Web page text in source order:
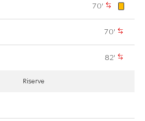
70'
70'
82'
Riserve